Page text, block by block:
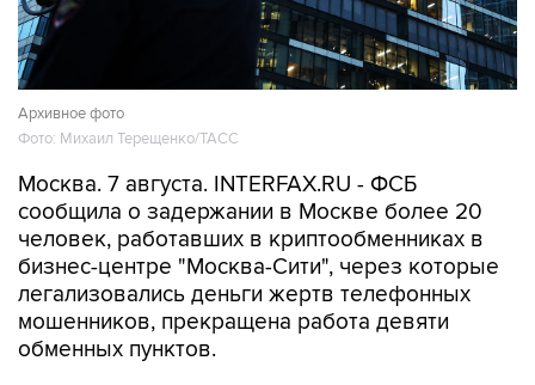
Архивное фото
Фото: Михаил Терещенко/ТАСС
Москва. 7 августа. INTERFAX.RU - ФСБ
сообщила о задержании в Москве более 20
человек, работавших в криптообменниках в
бизнес-центре "Москва-Сити", через которые
легализовались деньги жертв телефонных
мошенников, прекращена работа девяти
обменных пунктов.